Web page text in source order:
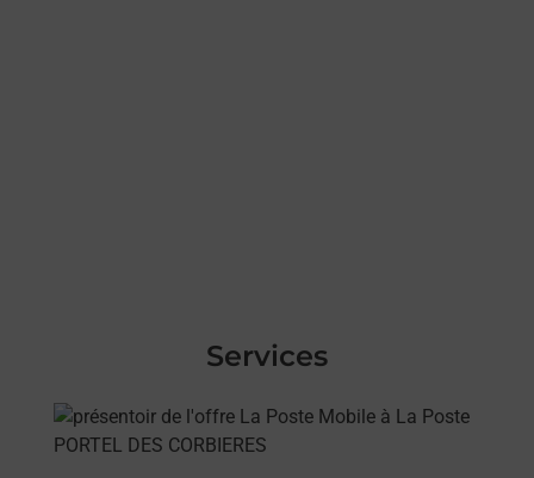
Services
En savoir plus